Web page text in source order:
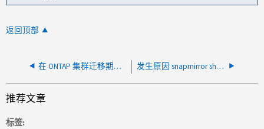
返回顶部
在 ONTAP 集群迁移期间，当 SnapMirror 计划更新花费太长时间并中止传输时，推荐的过程是什么？ 发生原因 snapmirror show命令可显示哪些条件"上次传输大小：-"？
推荐文章
标签